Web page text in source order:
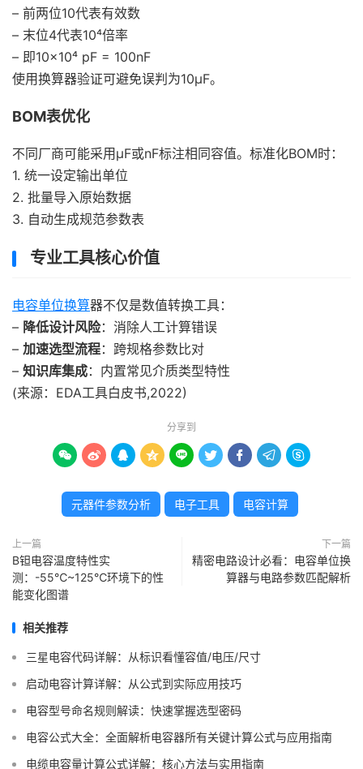
– 前两位10代表有效数
– 末位4代表10⁴倍率
– 即10×10⁴ pF = 100nF
使用换算器验证可避免误判为10μF。
BOM表优化
不同厂商可能采用μF或nF标注相同容值。标准化BOM时：
1. 统一设定输出单位
2. 批量导入原始数据
3. 自动生成规范参数表
专业工具核心价值
电容单位换算器不仅是数值转换工具：
– 降低设计风险：消除人工计算错误
– 加速选型流程：跨规格参数比对
– 知识库集成：内置常见介质类型特性
(来源：EDA工具白皮书,2022)
分享到
        
元器件参数分析 电子工具 电容计算
上一篇
B钽电容温度特性实
测：-55℃~125℃环境下的性
能变化图谱
下一篇
精密电路设计必看：电容单位换
算器与电路参数匹配解析
相关推荐
三星电容代码详解：从标识看懂容值/电压/尺寸
启动电容计算详解：从公式到实际应用技巧
电容型号命名规则解读：快速掌握选型密码
电容公式大全：全面解析电容器所有关键计算公式与应用指南
电缆电容量计算公式详解：核心方法与实用指南